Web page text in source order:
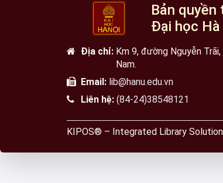
Bản quyền
Đại học Hà
Địa chỉ: Km 9, đường Nguyễn
Nam.
Email: lib@hanu.edu.vn
Liên hệ: (84-24)38548121
KIPOS® – Integrated Library